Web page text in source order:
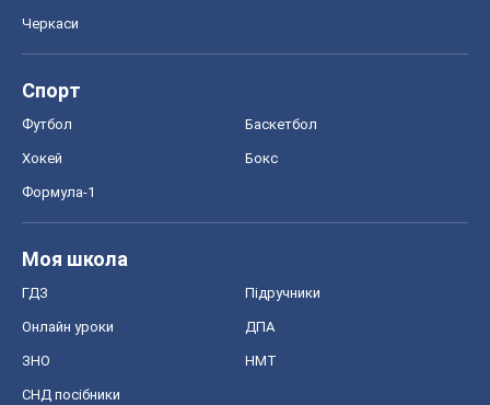
Черкаси
Спорт
Футбол Баскетбол
Хокей Бокс
Формула-1
Моя школа
ГДЗ Підручники
Онлайн уроки ДПА
ЗНО НМТ
СНД посібники